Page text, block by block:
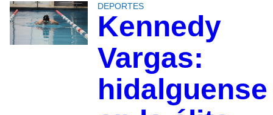
DEPORTES
Kennedy
Vargas:
hidalguense